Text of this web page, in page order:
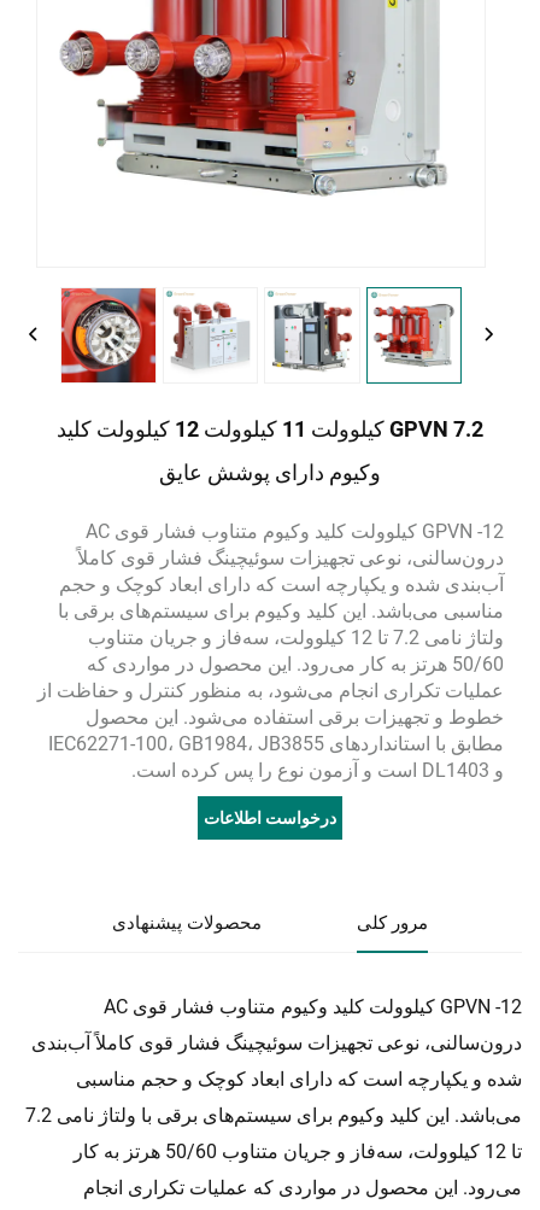
GPVN 7.2 کیلوولت 11 کیلوولت 12 کیلوولت کلید
وکیوم دارای پوشش عایق
GPVN -12 کیلوولت کلید وکیوم متناوب فشار قوی AC
درون‌سالنی، نوعی تجهیزات سوئیچینگ فشار قوی کاملاً
آب‌بندی شده و یکپارچه است که دارای ابعاد کوچک و حجم
مناسبی می‌باشد. این کلید وکیوم برای سیستم‌های برقی با
ولتاژ نامی 7.2 تا 12 کیلوولت، سه‌فاز و جریان متناوب
50/60 هرتز به کار می‌رود. این محصول در مواردی که
عملیات تکراری انجام می‌شود، به منظور کنترل و حفاظت از
خطوط و تجهیزات برقی استفاده می‌شود. این محصول
مطابق با استانداردهای IEC62271-100، GB1984، JB3855
و DL1403 است و آزمون نوع را پس کرده است.
درخواست اطلاعات
مرور کلی محصولات پیشنهادی
GPVN -12 کیلوولت کلید وکیوم متناوب فشار قوی AC
درون‌سالنی، نوعی تجهیزات سوئیچینگ فشار قوی کاملاً آب‌بندی
شده و یکپارچه است که دارای ابعاد کوچک و حجم مناسبی
می‌باشد. این کلید وکیوم برای سیستم‌های برقی با ولتاژ نامی 7.2
تا 12 کیلوولت، سه‌فاز و جریان متناوب 50/60 هرتز به کار
می‌رود. این محصول در مواردی که عملیات تکراری انجام